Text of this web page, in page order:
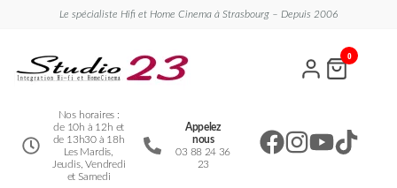
Le spécialiste Hifi et Home Cinema à Strasbourg – Depuis 2006
Nos horaires :
de 10h à 12h et
de 13h30 à 18h
Les Mardis,
Jeudis, Vendredi
et Samedi
Appelez
nous
03 88 24 36
23
0